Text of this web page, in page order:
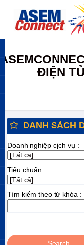
ĐIỆN
DANH SÁCH
Doanh nghiệp dịch vụ :
Tiểu chuẩn :
Tìm kiếm theo từ khóa :